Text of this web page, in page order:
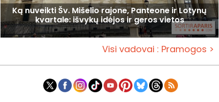
Ką nuveikti Šv. Mišelio rajone, Panteone ir Lotynų
kvartale: išvykų idėjos ir geros vietos
Visi vadovai : Pramogos >